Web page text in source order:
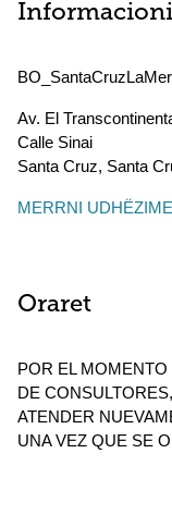
Informacioni
Av. El
Calle Sinai
Santa Cruz, Santa
MERRNI
Oraret
POR EL
DE
ATENDER
UNA VEZ QUE SE